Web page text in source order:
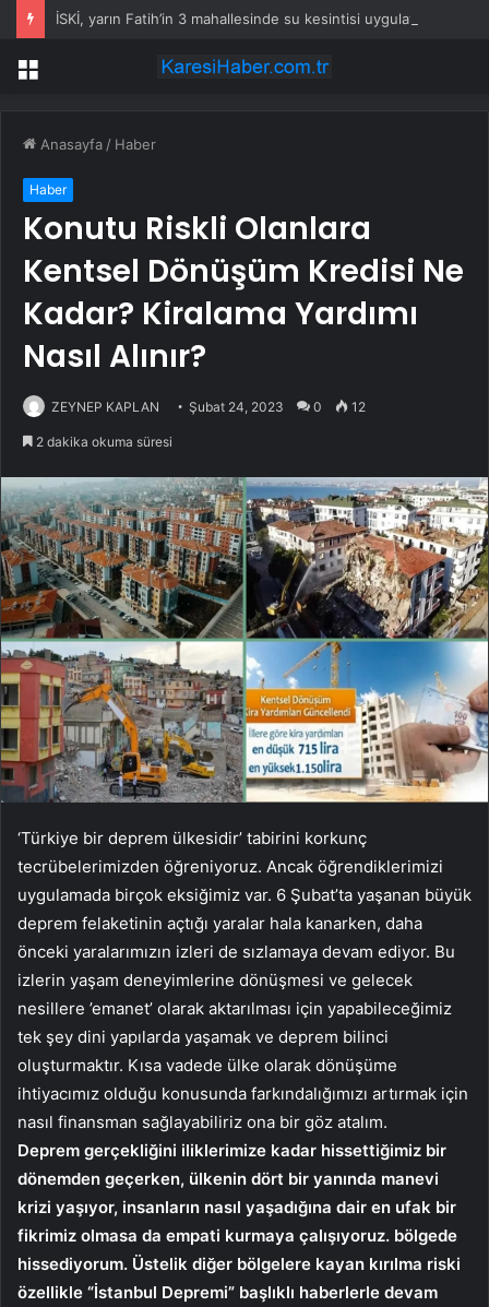
İSKİ, yarın Fatih’in 3 mahallesinde su kesintisi uygulayacak
Menü
Anasayfa / Haber
Haber
Konutu Riskli Olanlara
Kentsel Dönüşüm Kredisi Ne
Kadar? Kiralama Yardımı
Nasıl Alınır?
ZEYNEP KAPLAN Şubat 24, 2023 0 12
2 dakika okuma süresi
‘Türkiye bir deprem ülkesidir’ tabirini korkunç
tecrübelerimizden öğreniyoruz. Ancak öğrendiklerimizi
uygulamada birçok eksiğimiz var. 6 Şubat’ta yaşanan büyük
deprem felaketinin açtığı yaralar hala kanarken, daha
önceki yaralarımızın izleri de sızlamaya devam ediyor. Bu
izlerin yaşam deneyimlerine dönüşmesi ve gelecek
nesillere ’emanet’ olarak aktarılması için yapabileceğimiz
tek şey dini yapılarda yaşamak ve deprem bilinci
oluşturmaktır. Kısa vadede ülke olarak dönüşüme
ihtiyacımız olduğu konusunda farkındalığımızı artırmak için
nasıl finansman sağlayabiliriz ona bir göz atalım.
Deprem gerçekliğini iliklerimize kadar hissettiğimiz bir
dönemden geçerken, ülkenin dört bir yanında manevi
krizi yaşıyor, insanların nasıl yaşadığına dair en ufak bir
fikrimiz olmasa da empati kurmaya çalışıyoruz. bölgede
hissediyorum. Üstelik diğer bölgelere kayan kırılma riski
özellikle “İstanbul Depremi” başlıklı haberlerle devam